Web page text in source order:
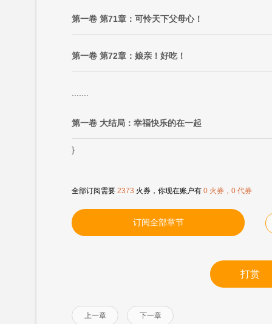
第一卷 第71章：可怜天下父母心！
第一卷 第72章：娘亲！好吃！
第一卷 大结局：幸福快乐的在一起
}
全部订阅需要 2373 火券，你现在账户有 0 火券，0 代券
订阅全部章节
打赏
上一章 下一章